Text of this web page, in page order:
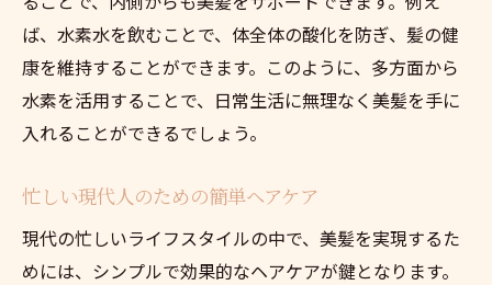
ば、水素水を飲むことで、体全体の酸化を防ぎ、髪の健
康を維持することができます。このように、多方面から
水素を活用することで、日常生活に無理なく美髪を手に
入れることができるでしょう。
忙しい現代人のための簡単ヘアケア
現代の忙しいライフスタイルの中で、美髪を実現するた
めには、シンプルで効果的なヘアケアが鍵となります。